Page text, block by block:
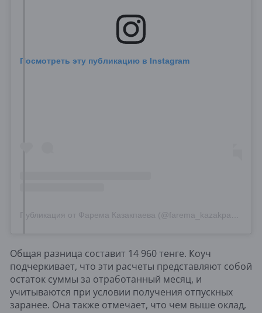
Посмотреть эту публикацию в Instagram
Публикация от Фарема Казакпаева (@farema_kazakpayeva)
Общая разница составит 14 960 тенге. Коуч
подчеркивает, что эти расчеты представляют собой
остаток суммы за отработанный месяц, и
учитываются при условии получения отпускных
заранее. Она также отмечает, что чем выше оклад,